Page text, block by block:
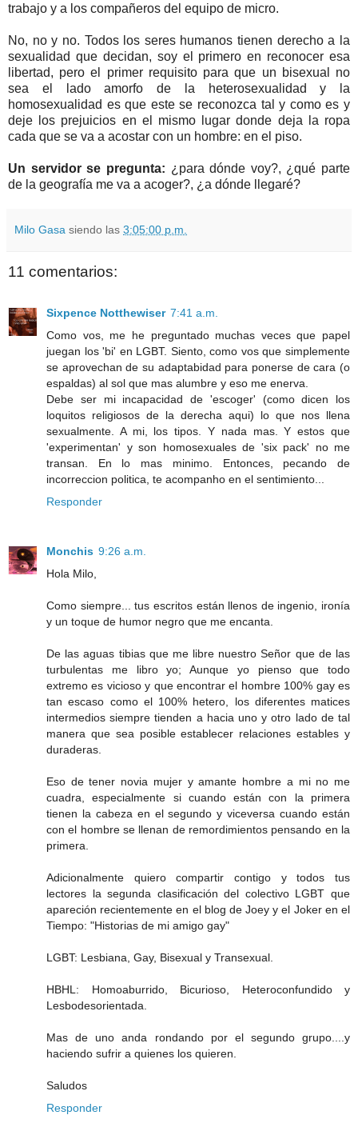
trabajo y a los compañeros del equipo de micro.
No, no y no. Todos los seres humanos tienen derecho a la
sexualidad que decidan, soy el primero en reconocer esa
libertad, pero el primer requisito para que un bisexual no
sea el lado amorfo de la heterosexualidad y la
homosexualidad es que este se reconozca tal y como es y
deje los prejuicios en el mismo lugar donde deja la ropa
cada que se va a acostar con un hombre: en el piso.
Un servidor se pregunta: ¿para dónde voy?, ¿qué parte
de la geografía me va a acoger?, ¿a dónde llegaré?
Milo Gasa siendo las 3:05:00 p.m.
11 comentarios:
Sixpence Notthewiser 7:41 a.m.
Como vos, me he preguntado muchas veces que papel
juegan los 'bi' en LGBT. Siento, como vos que simplemente
se aprovechan de su adaptabidad para ponerse de cara (o
espaldas) al sol que mas alumbre y eso me enerva.
Debe ser mi incapacidad de 'escoger' (como dicen los
loquitos religiosos de la derecha aqui) lo que nos llena
sexualmente. A mi, los tipos. Y nada mas. Y estos que
'experimentan' y son homosexuales de 'six pack' no me
transan. En lo mas minimo. Entonces, pecando de
incorreccion politica, te acompanho en el sentimiento...
Responder
Monchis 9:26 a.m.
Hola Milo,
Como siempre... tus escritos están llenos de ingenio, ironía
y un toque de humor negro que me encanta.
De las aguas tibias que me libre nuestro Señor que de las
turbulentas me libro yo; Aunque yo pienso que todo
extremo es vicioso y que encontrar el hombre 100% gay es
tan escaso como el 100% hetero, los diferentes matices
intermedios siempre tienden a hacia uno y otro lado de tal
manera que sea posible establecer relaciones estables y
duraderas.
Eso de tener novia mujer y amante hombre a mi no me
cuadra, especialmente si cuando están con la primera
tienen la cabeza en el segundo y viceversa cuando están
con el hombre se llenan de remordimientos pensando en la
primera.
Adicionalmente quiero compartir contigo y todos tus
lectores la segunda clasificación del colectivo LGBT que
apareción recientemente en el blog de Joey y el Joker en el
Tiempo: "Historias de mi amigo gay"
LGBT: Lesbiana, Gay, Bisexual y Transexual.
HBHL: Homoaburrido, Bicurioso, Heteroconfundido y
Lesbodesorientada.
Mas de uno anda rondando por el segundo grupo....y
haciendo sufrir a quienes los quieren.
Saludos
Responder